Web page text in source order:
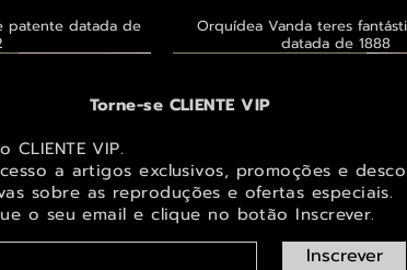
rápida
patente datada de
Visualização rápida
Orquídea Vanda teres
datada de 1888
Torne-se CLIENTE VIP
VIP.
a artigos exclusivos, promoções e
sobre as reproduções e ofertas especiais.
o seu email e clique no botão Inscrever.
Inscrever